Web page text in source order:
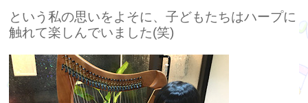
という私の思いをよそに、子どもたちはハープに
触れて楽しんでいました(笑)